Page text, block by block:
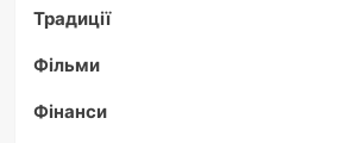
Традиції
Фільми
Фінанси